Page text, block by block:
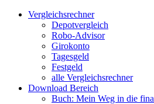
Zum
Facebook
Twitter
Instagram
Pinterest
YouTubeVergleichsrechner
Depotvergleich
Robo-Advisor
Girokonto
Tagesgeld
Festgeld
alle Vergleichsrechner
Download Bereich
Buch: Mein Weg in die